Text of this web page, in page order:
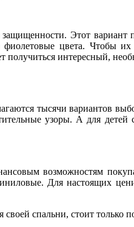
Этот
цвета. Чтобы их
получиться интересный,
тысячи вариантов
узоры. А для
возможностям
Для настоящих
спальни, стоит только